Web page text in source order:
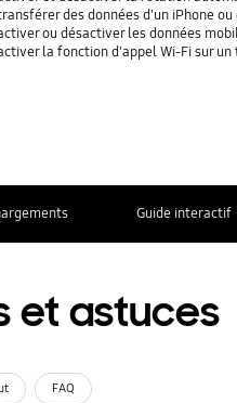
des données d'un iPhone ou
ou désactiver les données
la fonction d'appel Wi-Fi sur un
Guide interactif
et astuces
FAQ